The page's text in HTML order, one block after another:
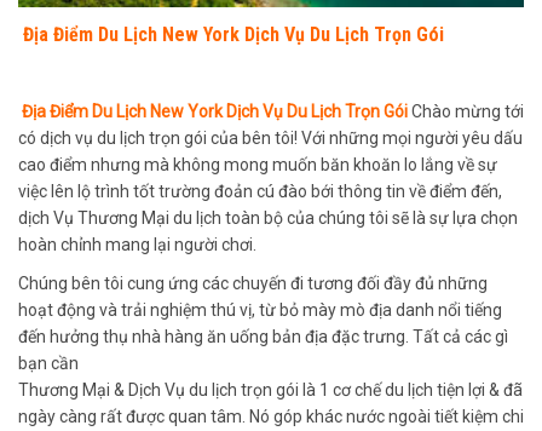
Địa Điểm Du Lịch New York Dịch Vụ Du Lịch Trọn Gói
Địa Điểm Du Lịch New York Dịch Vụ Du Lịch Trọn GóiChào mừng tới
có dịch vụ du lịch trọn gói của bên tôi! Với những mọi người yêu dấu
cao điểm nhưng mà không mong muốn băn khoăn lo lắng về sự
việc lên lộ trình tốt trường đoản cú đào bới thông tin về điểm đến,
dịch Vụ Thương Mại du lịch toàn bộ của chúng tôi sẽ là sự lựa chọn
hoàn chỉnh mang lại người chơi.
Chúng bên tôi cung ứng các chuyến đi tương đối đầy đủ những
hoạt động và trải nghiệm thú vị, từ bỏ mày mò địa danh nổi tiếng
đến hưởng thụ nhà hàng ăn uống bản địa đặc trưng. Tất cả các gì
bạn cần
Thương Mại & Dịch Vụ du lịch trọn gói là 1 cơ chế du lịch tiện lợi & đã
ngày càng rất được quan tâm. Nó góp khác nước ngoài tiết kiệm chi